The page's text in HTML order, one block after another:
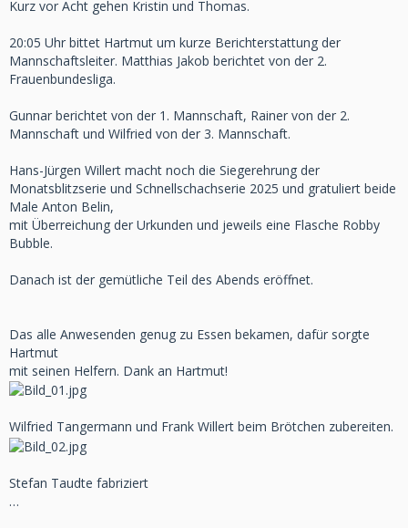
Kurz vor Acht gehen Kristin und Thomas.
20:05 Uhr bittet Hartmut um kurze Berichterstattung der
Mannschaftsleiter. Matthias Jakob berichtet von der 2.
Frauenbundesliga.
Gunnar berichtet von der 1. Mannschaft, Rainer von der 2.
Mannschaft und Wilfried von der 3. Mannschaft.
Hans-Jürgen Willert macht noch die Siegerehrung der
Monatsblitzserie und Schnellschachserie 2025 und gratuliert beide
Male Anton Belin,
mit Überreichung der Urkunden und jeweils eine Flasche Robby
Bubble.
Danach ist der gemütliche Teil des Abends eröffnet.
Das alle Anwesenden genug zu Essen bekamen, dafür sorgte
Hartmut
mit seinen Helfern. Dank an Hartmut!
Wilfried Tangermann und Frank Willert beim Brötchen zubereiten.
Stefan Taudte fabriziert
…